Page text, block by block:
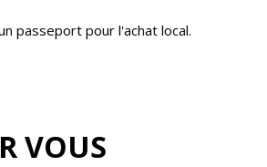
passeport pour l'achat local.
VOUS